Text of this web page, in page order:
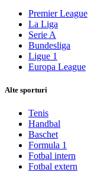
Premier League
La Liga
Serie A
Bundesliga
Ligue 1
Europa League
Alte sporturi
Tenis
Handbal
Baschet
Formula 1
Fotbal intern
Fotbal extern